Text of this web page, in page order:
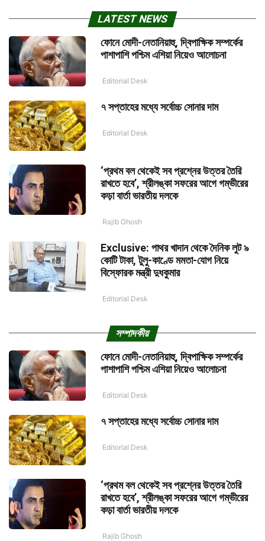
LATEST NEWS
ফোনে মোদী-নেতানিয়াহু, দ্বিপাক্ষিক সম্পর্কের
পাশাপাশি পশ্চিম এশিয়া নিয়েও আলোচনা
Editorial Desk
৭ সপ্তাহের মধ্যে সর্বোচ্চ সোনার দাম
Editorial Desk
‘প্রথম বল থেকেই সব প্রশ্নের উত্তর তৈরি
রাখতে হবে’, শ্রীলঙ্কা সফরের আগে গম্ভীরের
কড়া বার্তা ভারতীয় দলকে
Rajib Ghosh
Exclusive: পাথর খাদান থেকে দৈনিক লুট ৯
কোটি টাকা, টুলু-কাণ্ডে মমতা-যোগ নিয়ে
বিস্ফোরক মন্ত্রী দুধকুমার
Editorial Desk
সম্পাদকীয়
ফোনে মোদী-নেতানিয়াহু, দ্বিপাক্ষিক সম্পর্কের
পাশাপাশি পশ্চিম এশিয়া নিয়েও আলোচনা
Editorial Desk
৭ সপ্তাহের মধ্যে সর্বোচ্চ সোনার দাম
Editorial Desk
‘প্রথম বল থেকেই সব প্রশ্নের উত্তর তৈরি
রাখতে হবে’, শ্রীলঙ্কা সফরের আগে গম্ভীরের
কড়া বার্তা ভারতীয় দলকে
Rajib Ghosh